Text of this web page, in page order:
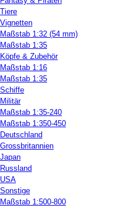
Tiere
Vignetten
Maßstab 1:32 (54 mm)
Maßstab 1:35
Köpfe & Zubehör
Maßstab 1:16
Maßstab 1:35
Schiffe
Militär
Maßstab 1:35-240
Maßstab 1:350-450
Deutschland
Grossbritannien
Japan
Russland
USA
Sonstige
Maßstab 1:500-800